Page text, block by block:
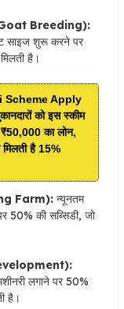
Goat Breeding):
साइज शुरू करने पर
है।
Scheme Apply
को इस स्कीम
का लोन,
है 15%
Farm):न्यूनतम
50% की सब्सिडी, जो
लगाने पर 50%
है।